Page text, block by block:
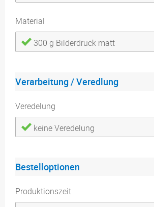
Material
300 g Bilderdruck matt
Verarbeitung / Veredlung
Veredelung
keine Veredelung
Bestelloptionen
Produktionszeit